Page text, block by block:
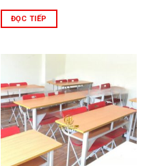
ĐỌC TIẾP